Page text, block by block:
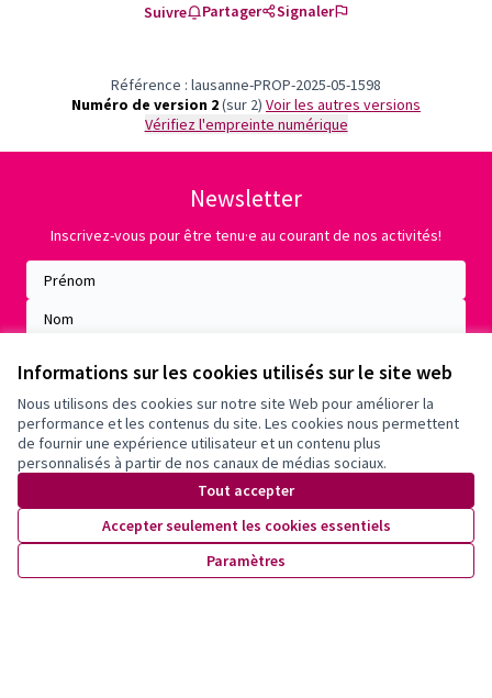
Informations sur les cookies utilisés sur le site web
Nous utilisons des cookies sur notre site Web pour améliorer la
performance et les contenus du site. Les cookies nous permettent
de fournir une expérience utilisateur et un contenu plus
personnalisés à partir de nos canaux de médias sociaux.
Tout accepter
Accepter seulement les cookies essentiels
Paramètres
Suivre Partager Signaler
Référence : lausanne-PROP-2025-05-1598
Numéro de version 2(sur 2)
voir les autres versions
Vérifiez l'empreinte numérique
Newsletter
Inscrivez-vous pour être tenu·e au courant de nos activités!
Conditions d'utilisation
Paramètres des cookies